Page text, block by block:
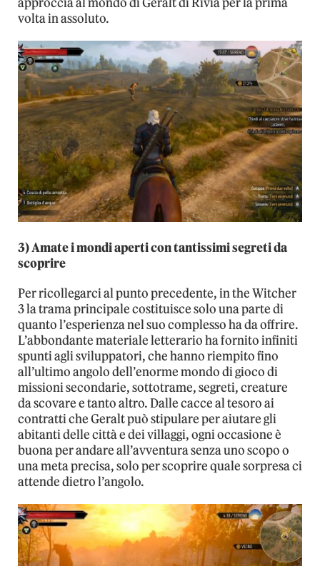
volta in assoluto.
3) Amate i mondi aperti con tantissimi segreti da
scoprire
Per ricollegarci al punto precedente, in the Witcher
3 la trama principale costituisce solo una parte di
quanto l’esperienza nel suo complesso ha da offrire.
L’abbondante materiale letterario ha fornito infiniti
spunti agli sviluppatori, che hanno riempito fino
all’ultimo angolo dell’enorme mondo di gioco di
missioni secondarie, sottotrame, segreti, creature
da scovare e tanto altro. Dalle cacce al tesoro ai
contratti che Geralt può stipulare per aiutare gli
abitanti delle città e dei villaggi, ogni occasione è
buona per andare all’avventura senza uno scopo o
una meta precisa, solo per scoprire quale sorpresa ci
attende dietro l’angolo.